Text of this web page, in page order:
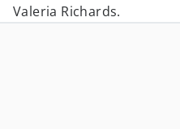
Valeria Richards.